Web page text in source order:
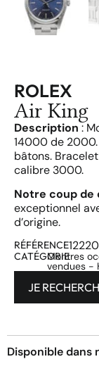
ROLEX
Air King
Description:
14000 de
bâtons.
calibre 3000.
Notre coup de
exceptionnel
d’origine.
RÉFÉRENCE
CATÉGORIE
Montres
vendues -
JE
Disponible dans